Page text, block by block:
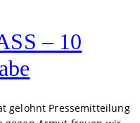
– 10
gelohnt Pressemitteilung